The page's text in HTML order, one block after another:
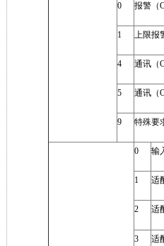
0 报警（
1 上限报
4 通讯（
5 通讯（
9 特殊要
0 输
1 适
2 适
3 适